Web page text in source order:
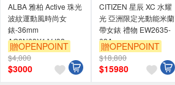
ALBA 雅柏 Active 珠光
波紋運動風時尚女
錶-36mm
AG8N63X1/VJ32-
X340S
贈OPENPOINT
$4,000
$3000
CITIZEN 星辰 XC 水耀
光 亞洲限定光動能米蘭
帶女錶 禮物 EW2635-
62A
贈OPENPOINT
$18,800
$15980